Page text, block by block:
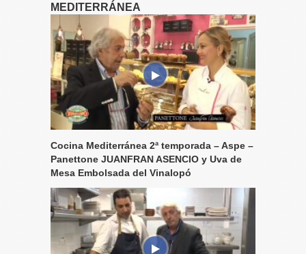
MEDITERRÁNEA
Cocina Mediterránea 2ª temporada – Aspe –
Panettone JUANFRAN ASENCIO y Uva de
Mesa Embolsada del Vinalopó